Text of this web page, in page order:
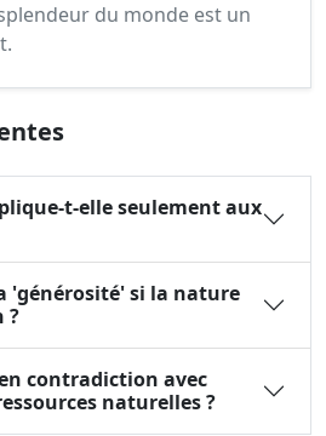
du monde est un
t-elle seulement aux
'générosité' si la nature
?
contradiction avec
naturelles ?